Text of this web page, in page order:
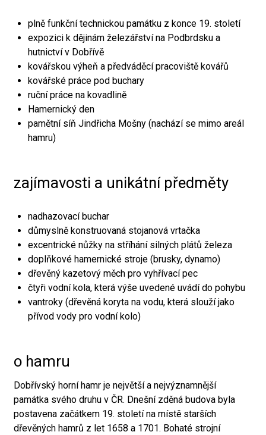
plně funkční technickou památku z konce 19. století
expozici k dějinám železářství na Podbrdsku a
hutnictví v Dobřívě
kovářskou výheň a předváděcí pracoviště kovářů
kovářské práce pod buchary
ruční práce na kovadlině
Hamernický den
pamětní síň Jindřicha Mošny (nachází se mimo areál
hamru)
zajímavosti a unikátní předměty
nadhazovací buchar
důmyslně konstruovaná stojanová vrtačka
excentrické nůžky na stříhání silných plátů železa
doplňkové hamernické stroje (brusky, dynamo)
dřevěný kazetový měch pro vyhřívací pec
čtyři vodní kola, která výše uvedené uvádí do pohybu
vantroky (dřevěná koryta na vodu, která slouží jako
přívod vody pro vodní kolo)
o hamru
Dobřívský horní hamr je největší a nejvýznamnější
památka svého druhu v ČR. Dnešní zděná budova byla
postavena začátkem 19. století na místě starších
dřevěných hamrů z let 1658 a 1701. Bohaté strojní